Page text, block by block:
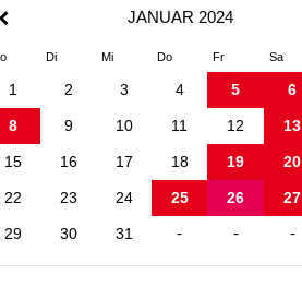
JANUAR 2024
Di Mi Do Fr Sa
1 2 3 4 5 6
8 9 10 11 12 13
15 16 17 18 19 20
22 23 24 25 26 27
29 30 31 - - -